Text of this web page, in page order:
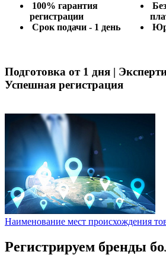
100% гарантия
регистрации
Срок подачи - 1 день
Подготовка от 1 дня |
Успешная регистрация
Наименование мест происхождения
Регистрируем бренды